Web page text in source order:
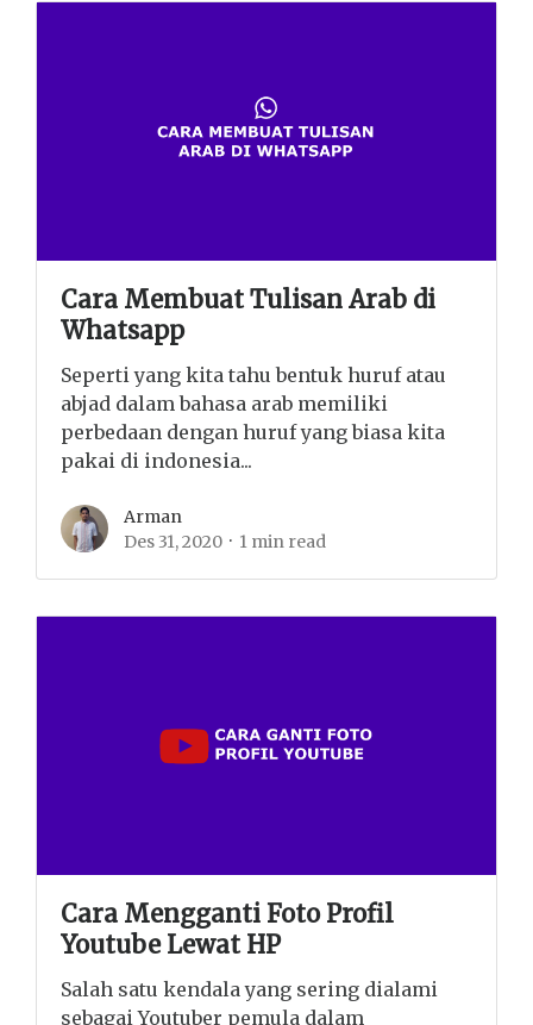
Cara Membuat Tulisan Arab di
Whatsapp
Seperti yang kita tahu bentuk huruf atau
abjad dalam bahasa arab memiliki
perbedaan dengan huruf yang biasa kita
pakai di indonesia...
Arman
Des 31, 2020
1 min read
Cara Mengganti Foto Profil
Youtube Lewat HP
Salah satu kendala yang sering dialami
sebagai Youtuber pemula dalam